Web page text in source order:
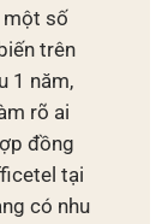
một số
trên
1 năm,
rõ ai
đồng
tại
có nhu